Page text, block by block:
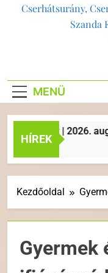
Cserhátsurány,
Szanda
MENÜ
HÍREK
| A év | 2026.
Kezdőoldal
Gyermek